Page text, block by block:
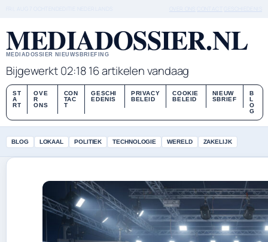
MEDIADOSSIER.NL
MEDIADOSSIER NIEUWSBRIEFING
Bijgewerkt 02:1816 artikelen vandaag
ST
A
RT
OVE
R
ONS
CON
TAC
T
GESCHI
EDENIS
PRIVACY
BELEID
COOKIE
BELEID
NIEUW
SBRIEF
B
L
O
G
BLOG LOKAAL POLITIEK TECHNOLOGIE WERELD ZAKELIJK